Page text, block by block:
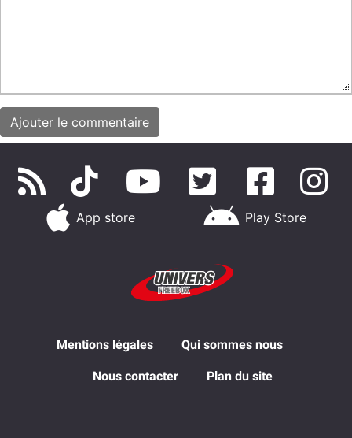
App store Play Store
Mentions légales Qui sommes nous
Nous contacter Plan du site